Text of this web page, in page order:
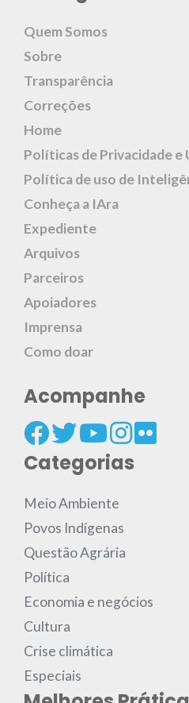
Quem Somos
Sobre
Transparência
Correções
Home
Políticas de Privacidade e
Política de uso de
Conheça a IAra
Expediente
Arquivos
Parceiros
Apoiadores
Imprensa
Como doar
Acompanhe
Categorias
Meio Ambiente
Povos Indígenas
Questão Agrária
Política
Economia e negócios
Cultura
Crise climática
Especiais